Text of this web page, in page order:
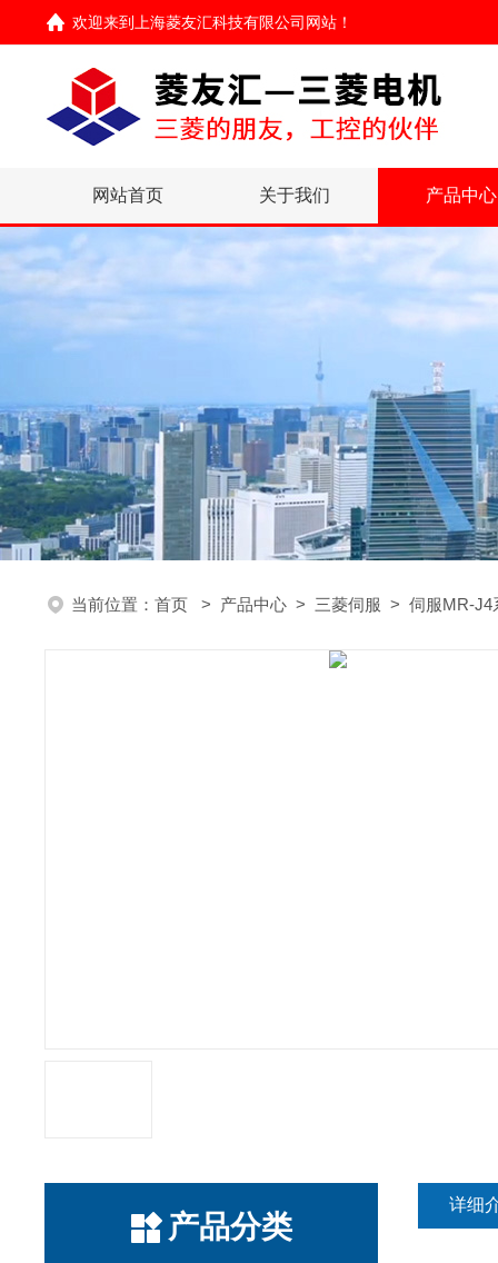
欢迎来到 上海菱友汇科技有限公司网站 ！
网站首页 关于我们 产品中心
当前位置： 首页 > 产品中心 > 三菱伺服 > 伺服MR-J4
产品分类
详细